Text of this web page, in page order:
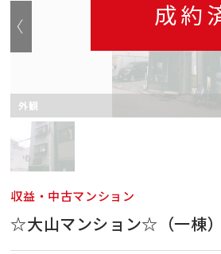
成約
外観
収益・中古マンション
☆大山マンション☆（一棟）